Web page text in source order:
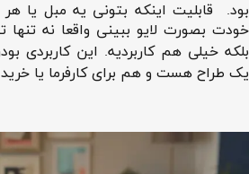
بود. قابلیت اینکه بتونی یه مبل یا
خودت بصورت لایو ببینی واقعا نه
بلکه خیلی هم کاربردیه. این کاربردی
یک طراح هست و هم برای کارفرما یا